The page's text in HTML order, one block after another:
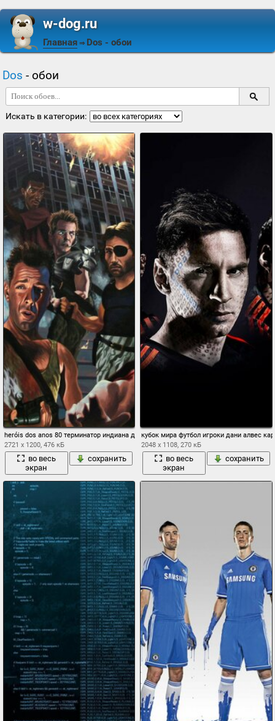
w-dog.ru
Главная ⇒ Dos - обои
Dos - обои
Искать в категории:
heróis dos anos 80 терминатор индиана джонс крепкий орушек назад в будущее
2721 x 1200, 476 кБ
во весь
экран
сохранить
кубок мира футбол игроки дани алвес
2048 x 1108, 270 кБ
во весь
экран
сохранить